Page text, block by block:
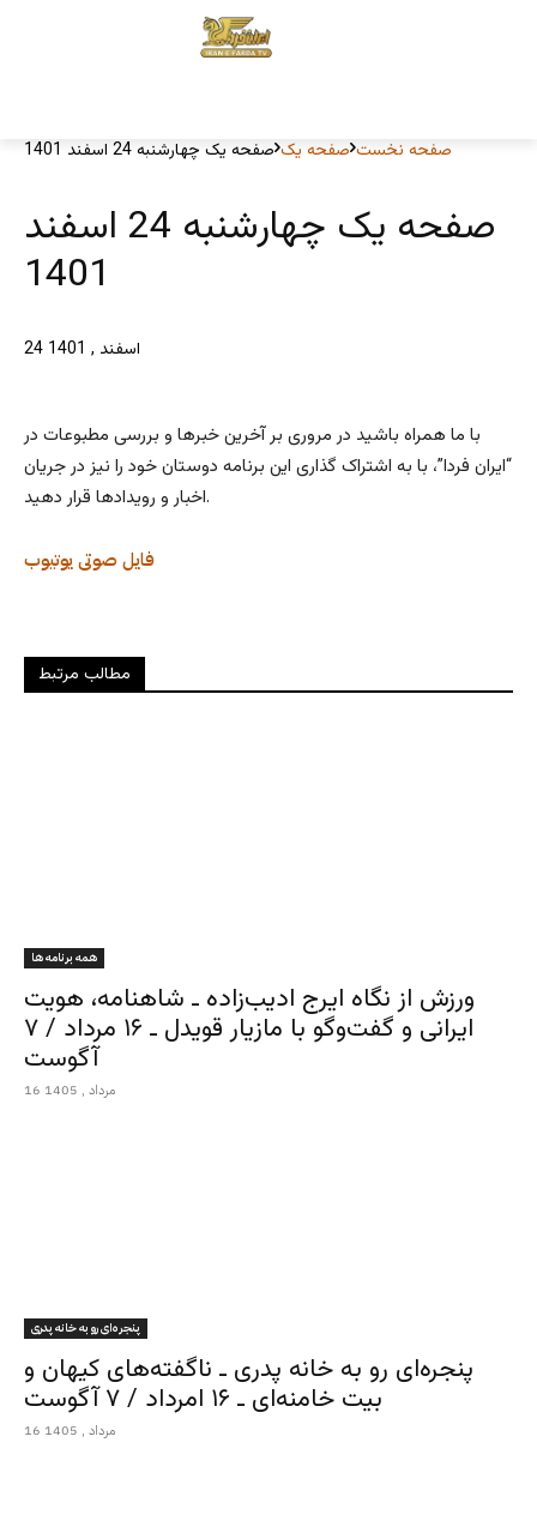
صفحه نخست صفحه یک صفحه یک چهارشنبه 24 اسفند 1401
صفحه یک چهارشنبه 24 اسفند
1401
24 اسفند , 1401
با ما همراه باشید در مروری بر آخرین خبرها و بررسی مطبوعات در
“ایران فردا”، با به اشتراک گذاری این برنامه دوستان خود را نیز در جریان
اخبار و رویدادها قرار دهید.
یوتیوب فایل صوتی
مطالب مرتبط
همه برنامه ها
ورزش از نگاه ایرج ادیب‌زاده ـ شاهنامه، هویت
ایرانی و گفت‌وگو با مازیار قویدل ـ ۱۶ مرداد / ۷
آگوست
16 مرداد , 1405
پنجره‌ای رو به خانه پدری
پنجره‌ای رو به خانه پدری ـ ناگفته‌های کیهان و
بیت خامنه‌ای ـ ۱۶ امرداد / ۷ آگوست
16 مرداد , 1405